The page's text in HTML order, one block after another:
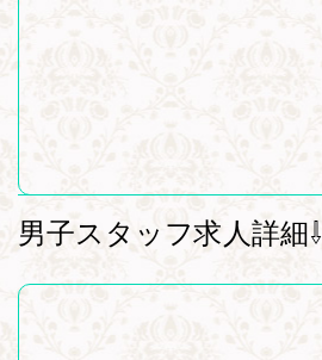
男子スタッフ求人詳細⇩